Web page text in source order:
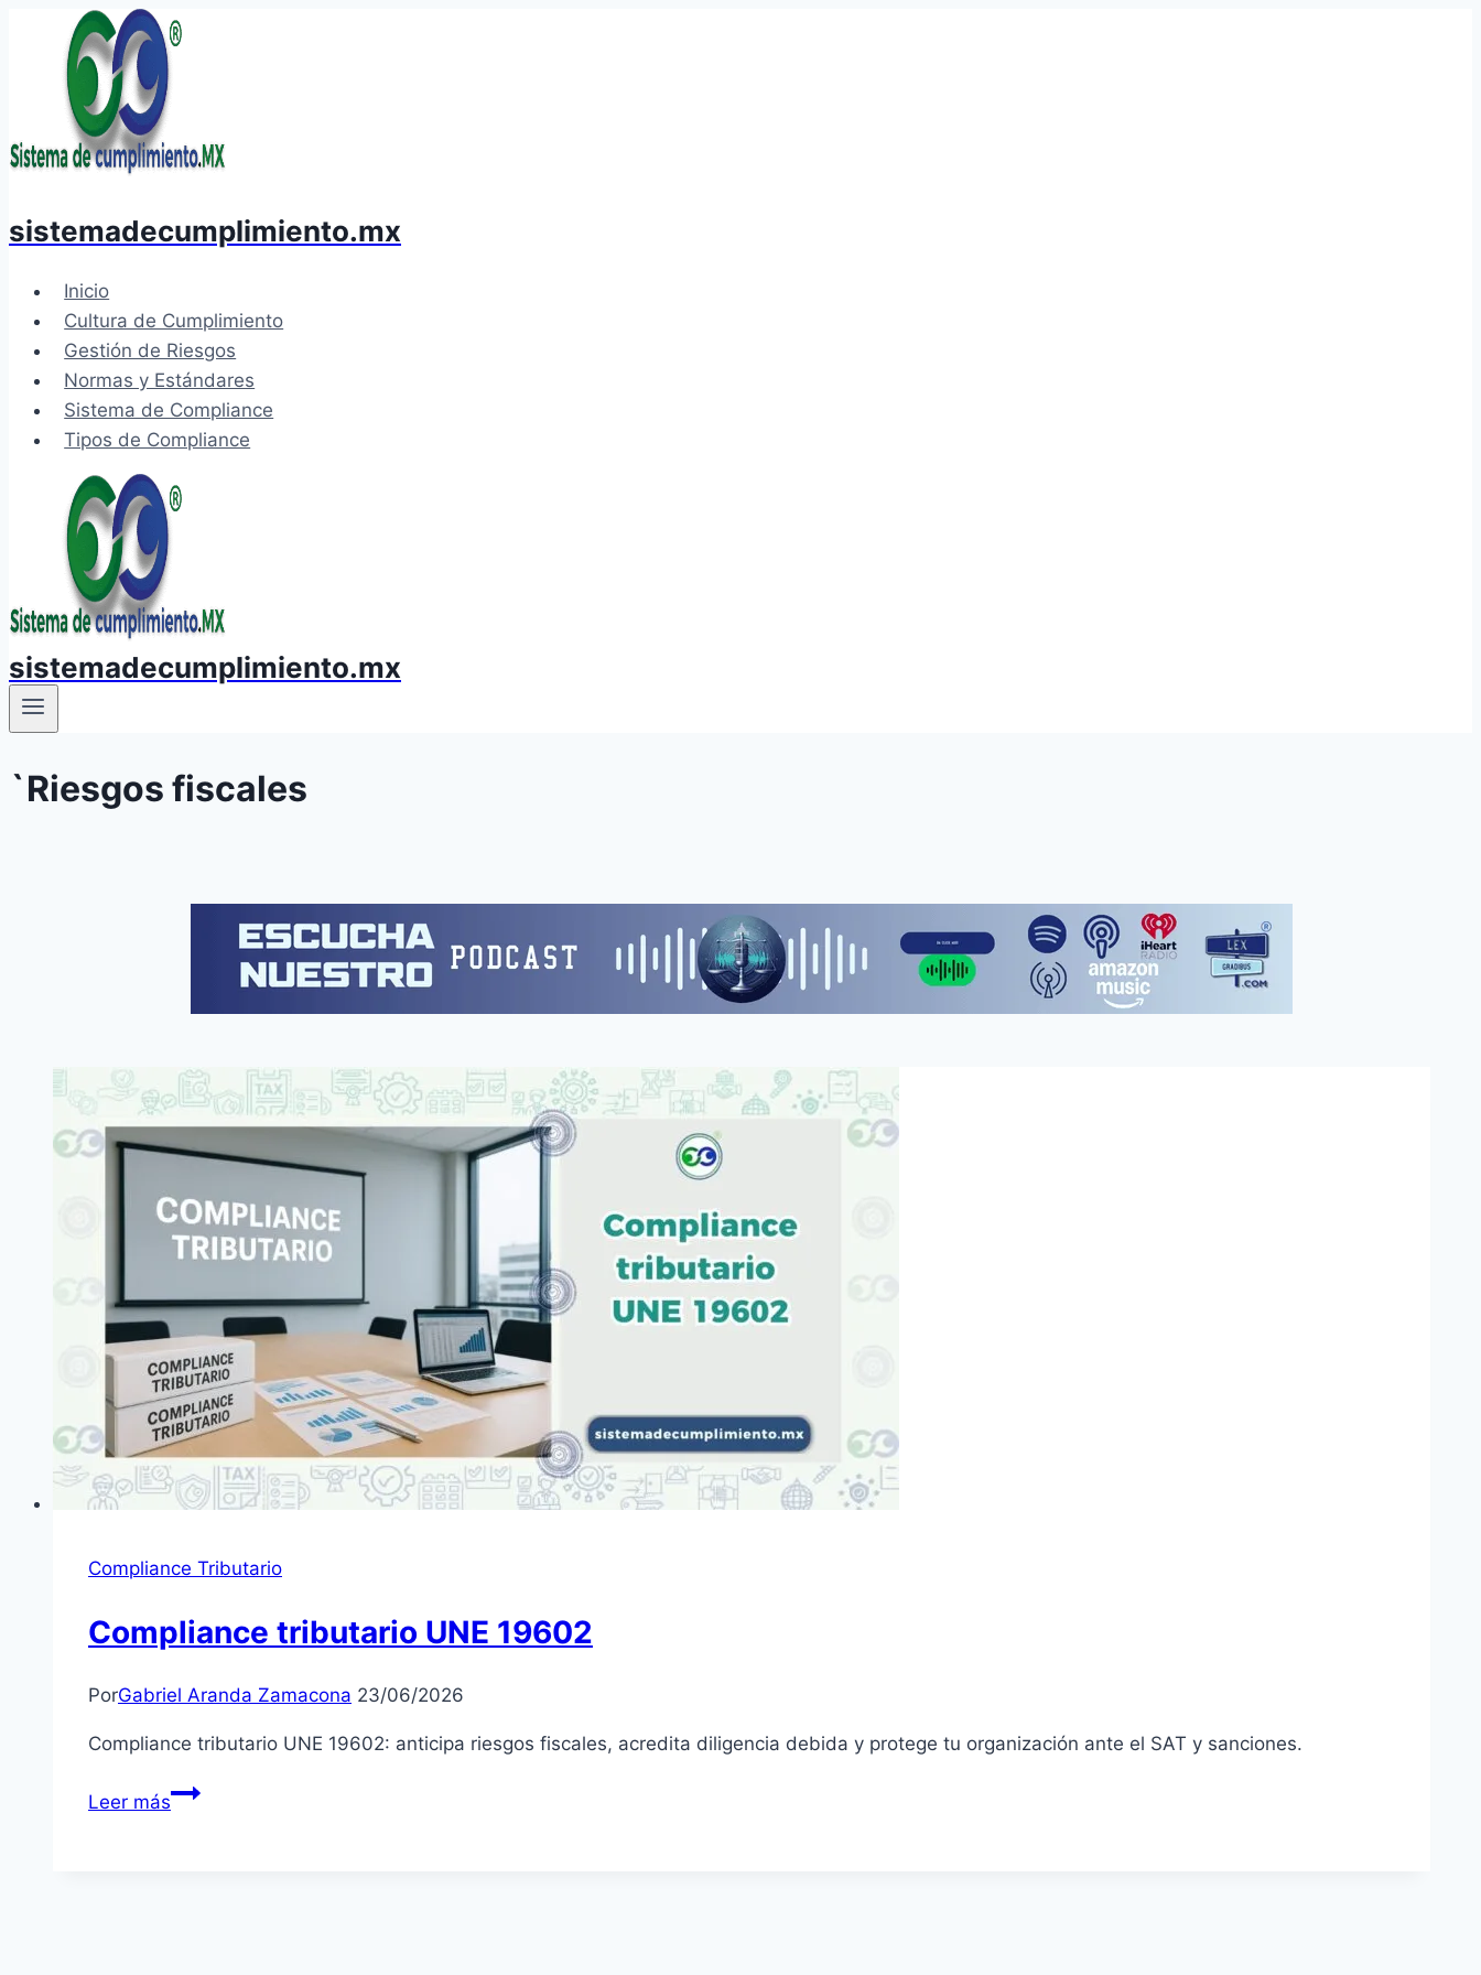
contenido
sistemadecumplimiento.mx
Inicio
Cultura de Cumplimiento
Gestión de Riesgos
Normas y Estándares
Sistema de Compliance
Tipos de Compliance
sistemadecumplimiento.mx
`Riesgos fiscales
Compliance Tributario
Compliance tributario UNE 19602
PorGabriel Aranda Zamacona 23/06/2026
Compliance tributario UNE 19602: anticipa riesgos fiscales, acredita diligencia debida y protege tu organización ante el SAT y sanciones.
Leer másCompliance